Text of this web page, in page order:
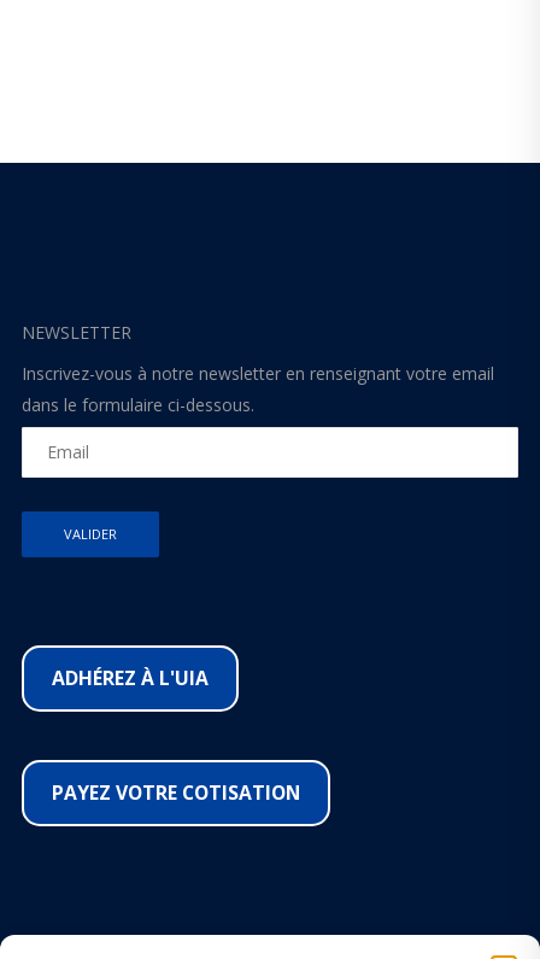
NEWSLETTER
Inscrivez-vous à notre newsletter en renseignant votre email
dans le formulaire ci-dessous.
ADHÉREZ À L'UIA
PAYEZ VOTRE COTISATION